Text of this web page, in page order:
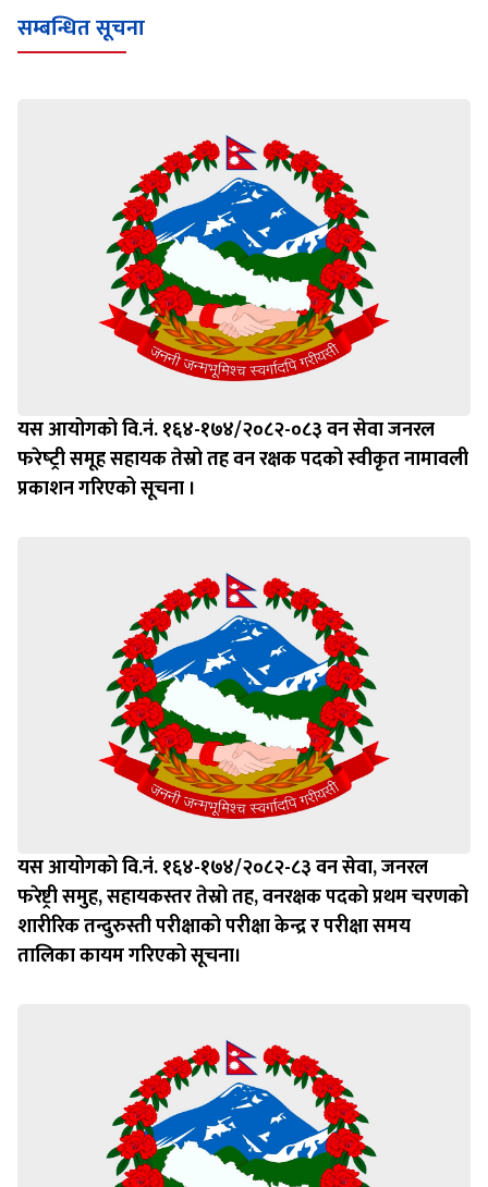
सम्बन्धित सूचना
यस आयोगको वि.नं. १६४-१७४/२०८२-०८३ वन सेवा जनरल
फरेष्‍ट्री समूह सहायक तेस्रो तह वन रक्षक पदको स्वीकृत नामावली
प्रकाशन गरिएको सूचना ।
यस आयोगको वि.नं. १६४-१७४/२०८२-८३ वन सेवा, जनरल
फरेष्ट्री समुह, सहायकस्तर तेस्रो तह, वनरक्षक पदको प्रथम चरणको
शारीरिक तन्दुरुस्ती परीक्षाको परीक्षा केन्द्र र परीक्षा समय
तालिका कायम गरिएको सूचना।